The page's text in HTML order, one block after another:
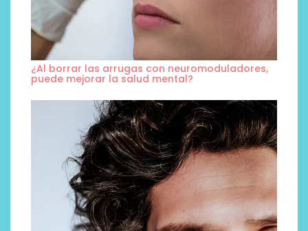
¿Al borrar las arrugas con neuromoduladores,
puede mejorar la salud mental?